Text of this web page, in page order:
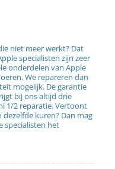
niet meer werkt? Dat
specialisten zijn zeer
onderdelen van Apple
We repareren dan
mogelijk. De garantie
bij ons altijd drie
1/2 reparatie. Vertoont
kuren? Dan mag
specialisten het